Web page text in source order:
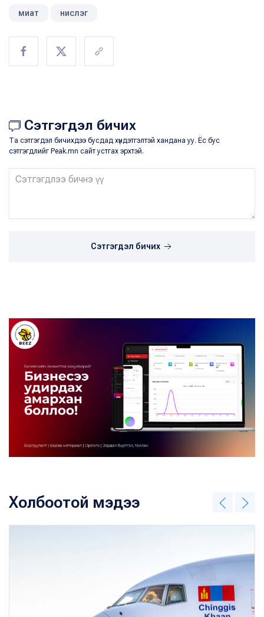
миат нислэг
Сэтгэгдэл бичих
Та сэтгэгдэл бичихдээ бусдад хүндэтгэлтэй хандана уу. Ёс бус
сэтгэгдлийг Peak.mn сайт устгах эрхтэй.
Сэтгэгдэл бичих
Холбоотой мэдээ